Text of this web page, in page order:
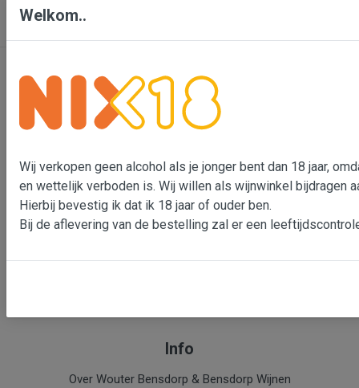
Contact
Bensdorp Wijnen, De Confrerie en Wijnkado
Bedrijventerrein 'De Vutter'
De Beverspijken 20 L
5221 ED 's-Hertogenbosch (Engelen)
Wouter Bensdorp
M 06-22993764
Info
Over Wouter Bensdorp & Bensdorp Wijnen
Welkom..
Wij verkopen geen alcohol als je jonger bent dan 18 jaar,
en wettelijk verboden is. Wij willen als wijnwinkel bijdragen
Hierbij bevestig ik dat ik 18 jaar of ouder ben.
Bij de aflevering van de bestelling zal er een